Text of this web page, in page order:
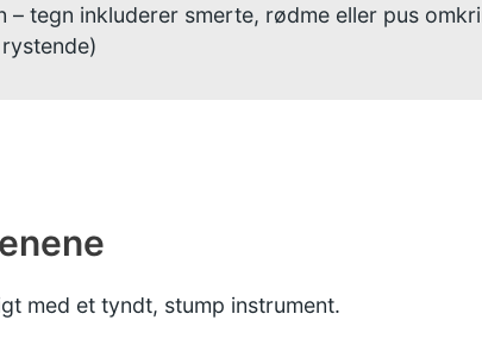
tegn inkluderer smerte, rødme eller pus
med et tyndt, stump instrument.